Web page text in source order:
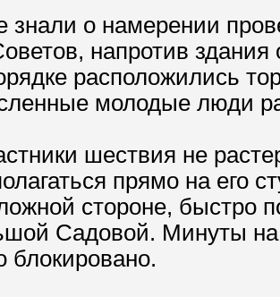
знали о намерении
напротив
расположились
молодые люди
шествия не
прямо на его
стороне, быстро
Садовой. Минуты